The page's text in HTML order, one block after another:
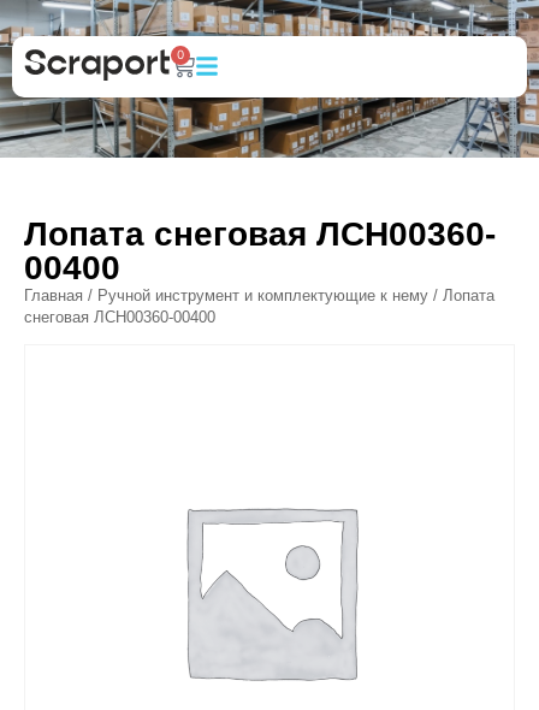
0
Лопата снеговая ЛСН00360-
00400
Главная / Ручной инструмент и комплектующие к нему / Лопата
снеговая ЛСН00360-00400